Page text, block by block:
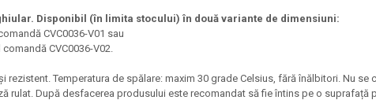
Disponibil (în limita stocului) în două variante de dimensiuni:
CVC0036-V01 sau
CVC0036-V02.
rezistent. Temperatura de spălare: maxim 30 grade Celsius, fără înălbitori. Nu se
rulat. După desfacerea produsului este recomandat să fie întins pe o